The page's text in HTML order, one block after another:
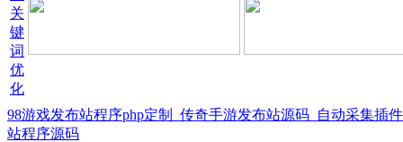
98游戏发布站程序php定制_传奇手游发布站源码_自动采集插
站程序源码